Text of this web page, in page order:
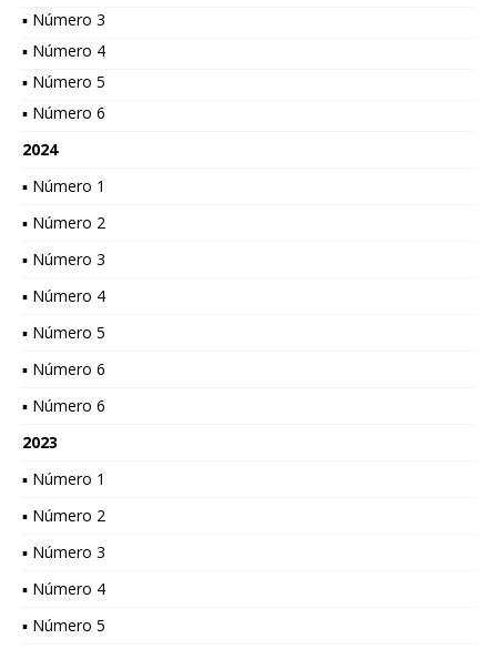
▪ Número 3
▪ Número 4
▪ Número 5
▪ Número 6
2024
▪ Número 1
▪ Número 2
▪ Número 3
▪ Número 4
▪ Número 5
▪ Número 6
▪ Número 6
2023
▪ Número 1
▪ Número 2
▪ Número 3
▪ Número 4
▪ Número 5